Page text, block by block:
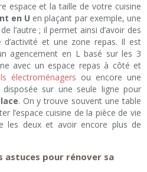
espace et la taille de votre cuisine
en U en plaçant par exemple, une
l’autre ; il permet ainsi d’avoir des
et une zone repas. Il est
agencement en L basé sur les 3
avec un espace repas à côté et
électroménagers ou encore une
sur une seule ligne pour
. On y trouve souvent une table
l’espace cuisine de la pièce de vie
les deux et avoir encore plus de
astuces pour rénover sa